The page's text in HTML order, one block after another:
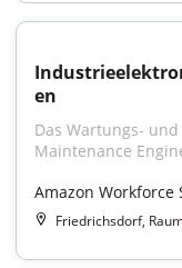
en
Das Wartungs-
Maintenance
Amazon Workforce
Friedrichsdorf,